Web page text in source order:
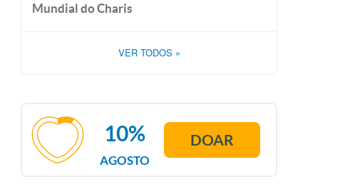
Mundial do Charis
VER TODOS »
AGOSTO
10% DOAR